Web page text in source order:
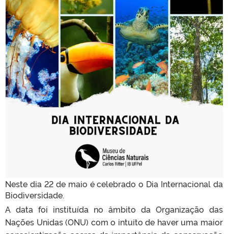
Neste dia 22 de maio é celebrado o Dia Internacional da
Biodiversidade.
A data foi instituída no âmbito da Organização das
Nações Unidas (ONU) com o intuito de haver uma maior